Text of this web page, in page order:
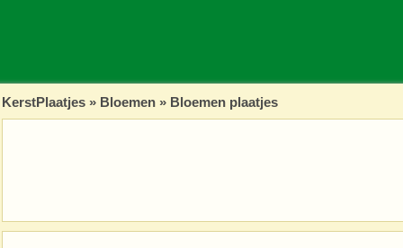
KerstPlaatjes » Bloemen » Bloemen plaatjes